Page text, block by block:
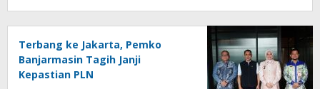
Terbang ke Jakarta, Pemko
Banjarmasin Tagih Janji
Kepastian PLN